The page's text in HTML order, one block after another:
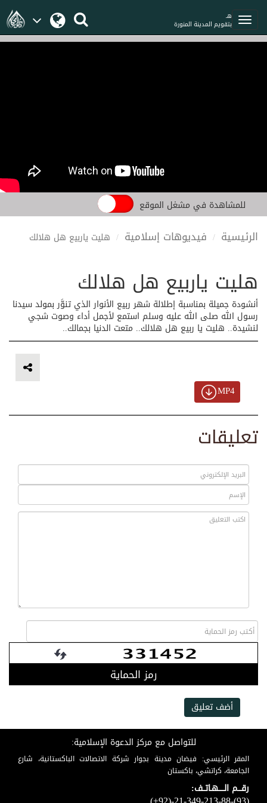
هـ
بتقويم المدينة المنورة
للمشاهدة في مشغل الموقع
الرئيسية فيديوهات إسلامية هليت ياربيع هل هلالك
هليت ياربيع هل هلالك
أنشودة جميلة بمناسبة إطلالة شهر ربيع الأنوار الذي تنوَّر بمولد سيدنا
رسول الله صلى الله عليه وسلم استمع لأجمل أداء وصوت شجي
لنشيدة.. هليت يا ربيع هل هلالك.. متعت الدنيا بجمالك..
MP4
تعليقات
رمز الحماية
أضف تعليق
للتواصل مع مركز الدعوة الإسلامية:
المقر الرئيسي: فيضان مدينة بجوار شركة الاتصالات الباكستانية، شارع
الجامعة، كراتشي، باكستان
رقـــم الـــــهـاتــف: